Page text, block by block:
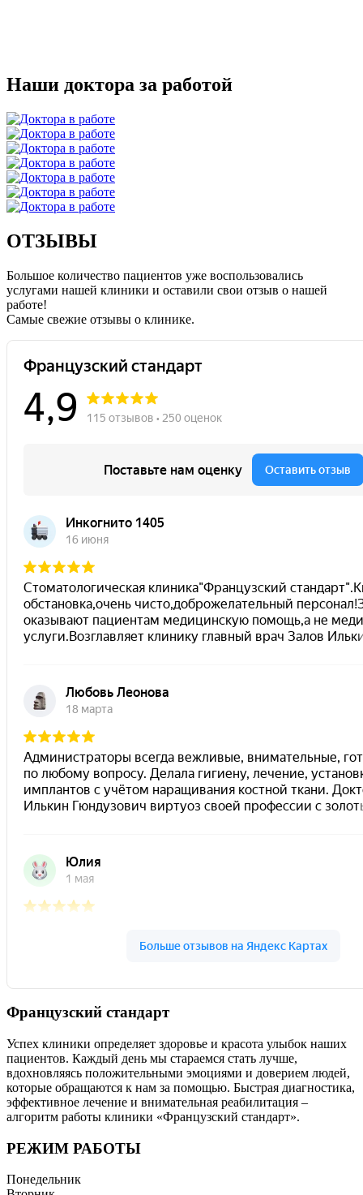
Наши доктора за работой
ОТЗЫВЫ
Большое количество пациентов уже воспользовались
услугами нашей клиники и оставили свои отзыв о нашей
работе!
Caмые свежие отзывы о клинике.
Французский стандарт
Успех клиники определяет здоровье и красота улыбок наших
пациентов. Каждый день мы стараемся стать лучше,
вдохновляясь положительными эмоциями и доверием людей,
которые обращаются к нам за помощью. Быстрая диагностика,
эффективное лечение и внимательная реабилитация –
алгоритм работы клиники «Французский стандарт».
РЕЖИМ РАБОТЫ
Понедельник